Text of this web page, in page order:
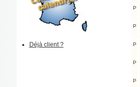
Déjà client ?
P
P
P
P
P